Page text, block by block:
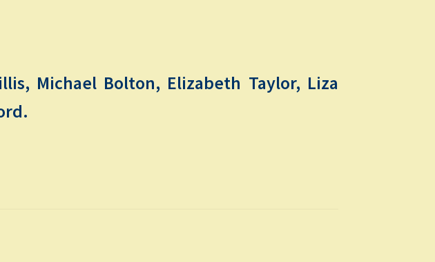
Michael Bolton, Elizabeth Taylor, Liza